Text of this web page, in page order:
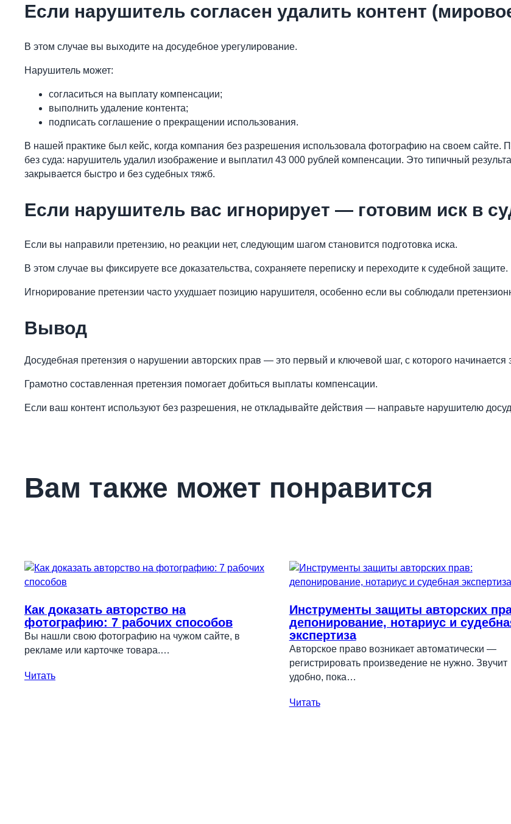
Если нарушитель согласен удалить контент
В этом случае вы выходите на досудебное урегулирование.
Нарушитель может:
согласиться на выплату компенсации;
выполнить удаление контента;
подписать соглашение о прекращении использования.
В нашей практике был кейс, когда компания без разрешения использовала фотографию на своем сайте.
без суда: нарушитель удалил изображение и выплатил 43 000 рублей компенсации. Это типичный
закрывается быстро и без судебных тяжб.
Если нарушитель вас игнорирует — готовим иск в
Если вы направили претензию, но реакции нет, следующим шагом становится подготовка иска.
В этом случае вы фиксируете все доказательства, сохраняете переписку и переходите к судебной защите.
Игнорирование претензии часто ухудшает позицию нарушителя, особенно если вы соблюдали
Вывод
Досудебная претензия о нарушении авторских прав — это первый и ключевой шаг, с которого начинается
Грамотно составленная претензия помогает добиться выплаты компенсации.
Если ваш контент используют без разрешения, не откладывайте действия — направьте нарушителю
Вам также может понравится
Как доказать авторство на
фотографию: 7 рабочих способов
Вы нашли свою фотографию на чужом сайте, в
рекламе или карточке товара.…
Читать
Инструменты защиты авторских
депонирование, нотариус и
экспертиза
Авторское право возникает автоматически —
регистрировать произведение не нужно. Звучит
удобно, пока…
Читать